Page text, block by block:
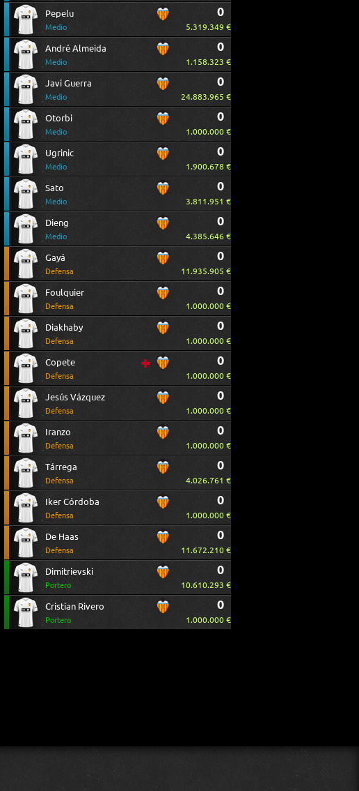
Pepelu
Medio
0
5.319.349 €
André Almeida
Medio
0
1.158.323 €
Javi Guerra
Medio
0
24.883.965 €
Otorbi
Medio
0
1.000.000 €
Ugrinic
Medio
0
1.900.678 €
Sato
Medio
0
3.811.951 €
Dieng
Medio
0
4.385.646 €
Gayá
Defensa
0
11.935.905 €
Foulquier
Defensa
0
1.000.000 €
Diakhaby
Defensa
0
1.000.000 €
Copete
Defensa
0
1.000.000 €
Jesús Vázquez
Defensa
0
1.000.000 €
Iranzo
Defensa
0
1.000.000 €
Tárrega
Defensa
0
4.026.761 €
Iker Córdoba
Defensa
0
1.000.000 €
De Haas
Defensa
0
11.672.210 €
Dimitrievski
Portero
0
10.610.293 €
Cristian Rivero
Portero
0
1.000.000 €